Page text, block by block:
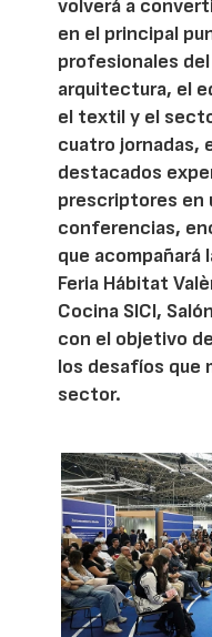
volverá a
en el principal
profesionales
arquitectura, el
el textil y el
cuatro jornadas,
destacados
prescriptores en
conferencias,
que
Feria Hábitat
Cocina SICI,
con el objetivo
los desafíos que
sector.